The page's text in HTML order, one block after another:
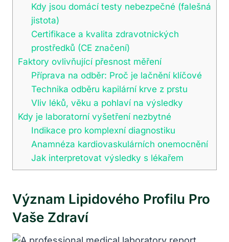
Kdy jsou domácí testy nebezpečné (falešná
jistota)
Certifikace a kvalita zdravotnických
prostředků (CE značení)
Faktory ovlivňující přesnost měření
Příprava na odběr: Proč je lačnění klíčové
Technika odběru kapilární krve z prstu
Vliv léků, věku a pohlaví na výsledky
Kdy je laboratorní vyšetření nezbytné
Indikace pro komplexní diagnostiku
Anamnéza kardiovaskulárních onemocnění
Jak interpretovat výsledky s lékařem
Význam Lipidového Profilu Pro
Vaše Zdraví